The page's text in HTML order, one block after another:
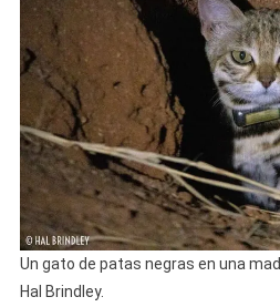
Un gato de patas negras en una
Hal Brindley.